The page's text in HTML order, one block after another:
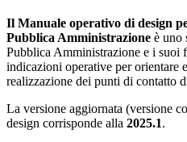
Il Manuale operativo di design
Pubblica Amministrazione è uno
Pubblica Amministrazione e i suoi
indicazioni operative per orientare
realizzazione dei punti di contatto
La versione aggiornata (versione
design corrisponde alla 2025.1.